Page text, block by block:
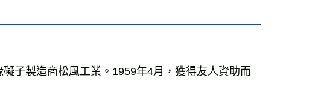
子製造商松風工業。1959年4月，獲得友人資助而